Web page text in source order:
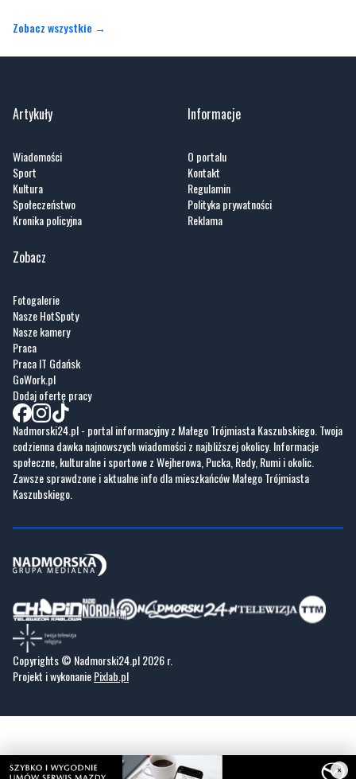
Artykuły
Wiadomości
Sport
Społeczeństwo
Informacje
O portalu
Kontakt
Zobacz
Fotogalerie
Nasze HotSpoty
Nasze kamery
Praca
Praca IT Gdańsk
GoWork.pl
Dodaj ofertę pracy
Nadmorski24.pl - portal informacyjny z Małego Trójmiasta Kaszubskiego. Twoja
codzienna dawka najnowszych wiadomości z najbliższej okolicy. Informacje
Copyrights © Nadmorski24.pl 2026 r.
×